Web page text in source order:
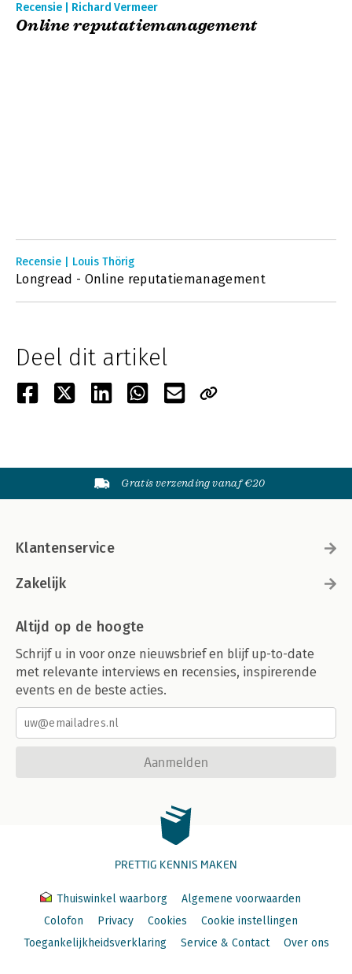
Recensie | Richard Vermeer
Online reputatiemanagement
Recensie | Louis Thörig
Longread - Online reputatiemanagement
Deel dit artikel
Gratis verzending vanaf €20
Klantenservice
Zakelijk
Altijd op de hoogte
Schrijf u in voor onze nieuwsbrief en blijf up-to-date
met relevante interviews en recensies, inspirerende
events en de beste acties.
Aanmelden
PRETTIG KENNIS MAKEN
Thuiswinkel waarborg
Algemene voorwaarden
Colofon
Privacy Cookies
Cookie instellingen
Toegankelijkheidsverklaring
Service & Contact Over ons